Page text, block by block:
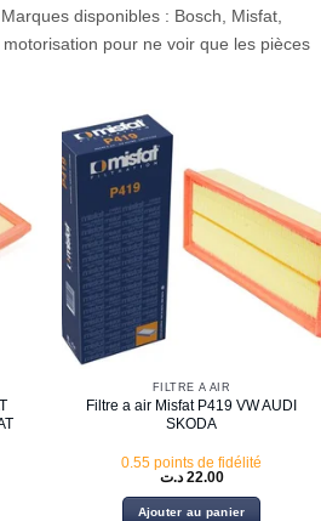
disponibles : Bosch, Misfat,
pour ne voir que les pièces
FILTRE À AIR
Filtre a air Misfat P419 VW AUDI
SKODA
0.55 points de fidélité
22.00 د.ت
Ajouter au panier